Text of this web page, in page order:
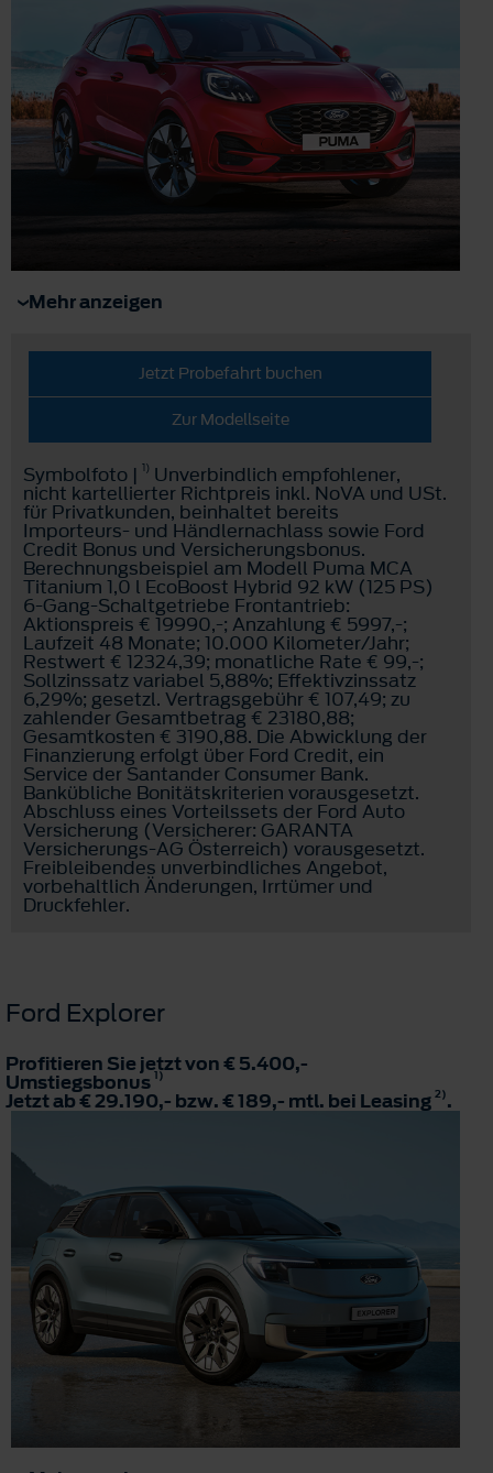
Mehr anzeigen
Jetzt Probefahrt buchen
Zur Modellseite
Symbolfoto | 1) Unverbindlich empfohlener,
nicht kartellierter Richtpreis inkl. NoVA und USt.
für Privatkunden, beinhaltet bereits
Importeurs- und Händlernachlass sowie Ford
Credit Bonus und Versicherungsbonus.
Berechnungsbeispiel am Modell Puma MCA
Titanium 1,0 l EcoBoost Hybrid 92 kW (125 PS)
6-Gang-Schaltgetriebe Frontantrieb:
Aktionspreis € 19990,-; Anzahlung € 5997,-;
Laufzeit 48 Monate; 10.000 Kilometer/Jahr;
Restwert € 12324,39; monatliche Rate € 99,-;
Sollzinssatz variabel 5,88%; Effektivzinssatz
6,29%; gesetzl. Vertragsgebühr € 107,49; zu
zahlender Gesamtbetrag € 23180,88;
Gesamtkosten € 3190,88. Die Abwicklung der
Finanzierung erfolgt über Ford Credit, ein
Service der Santander Consumer Bank.
Bankübliche Bonitätskriterien vorausgesetzt.
Abschluss eines Vorteilssets der Ford Auto
Versicherung (Versicherer: GARANTA
Versicherungs-AG Österreich) vorausgesetzt.
Freibleibendes unverbindliches Angebot,
vorbehaltlich Änderungen, Irrtümer und
Druckfehler.
Ford Explorer
Profitieren Sie jetzt von € 5.400,-
Umstiegsbonus 1)
Jetzt ab € 29.190,- bzw. € 189,- mtl. bei Leasing 2).